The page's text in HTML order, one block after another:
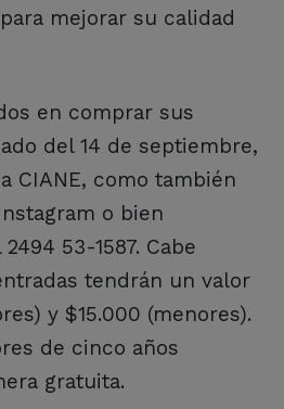
mejorar su calidad
en comprar sus
del 14 de septiembre,
CIANE, como también
o bien
53-1587. Cabe
tendrán un valor
y $15.000 (menores).
de cinco años
gratuita.